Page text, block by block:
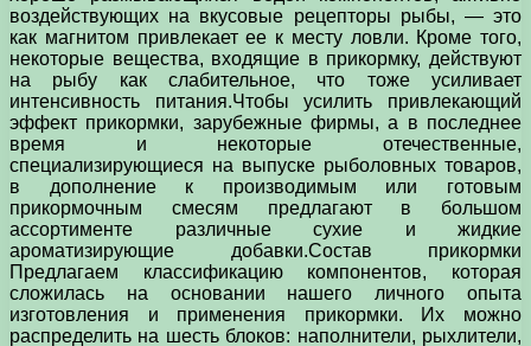
воздействующих на вкусовые рецепторы рыбы, — это
как магнитом привлекает ее к месту ловли. Кроме того,
некоторые вещества, входящие в прикормку, действуют
на рыбу как слабительное, что тоже усиливает
интенсивность питания.Чтобы усилить привлекающий
эффект прикормки, зарубежные фирмы, а в последнее
время и некоторые отечественные,
специализирующиеся на выпуске рыболовных товаров,
в дополнение к производимым или готовым
прикормочным смесям предлагают в большом
ассортименте различные сухие и жидкие
ароматизирующие добавки.Состав прикормки
Предлагаем классификацию компонентов, которая
сложилась на основании нашего личного опыта
изготовления и применения прикормки. Их можно
распределить на шесть блоков: наполнители, рыхлители,